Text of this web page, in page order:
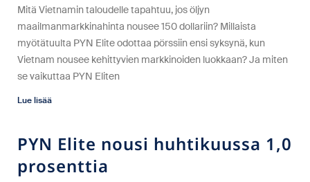
Mitä Vietnamin taloudelle tapahtuu, jos öljyn
maailmanmarkkinahinta nousee 150 dollariin? Millaista
myötätuulta PYN Elite odottaa pörssiin ensi syksynä, kun
Vietnam nousee kehittyvien markkinoiden luokkaan? Ja miten
se vaikuttaa PYN Eliten
Lue lisää
PYN Elite nousi huhtikuussa 1,0
prosenttia